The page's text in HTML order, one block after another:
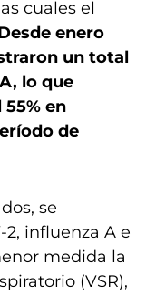
cuales el
enero
un total
lo que
en
de
se
2, influenza A e
medida la
(VSR),